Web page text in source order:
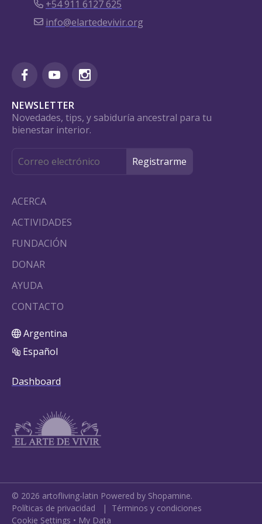
+54 911 6127 625
info@elartedevivir.org
NEWSLETTER
Novedades, tips, y sabiduría ancestral para tu
bienestar interior.
ACERCA
ACTIVIDADES
FUNDACIÓN
DONAR
AYUDA
CONTACTO
Argentina
Español
Dashboard
© 2026 artofliving-latin Powered by Shopamine.
Políticas de privacidad | Términos y condiciones
Cookie Settings • My Data